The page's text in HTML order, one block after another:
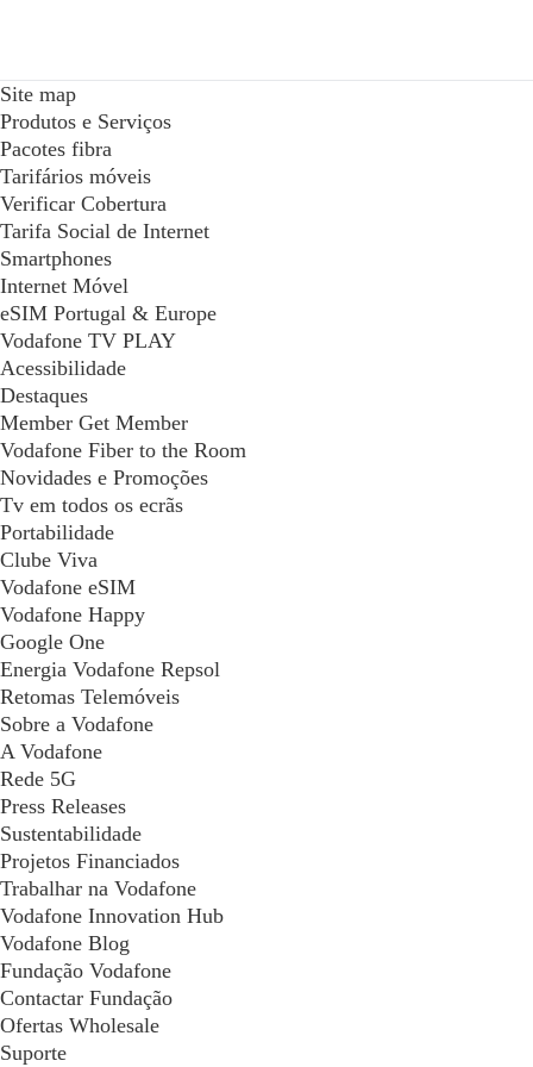
Site map
Produtos e Serviços
Pacotes fibra
Tarifários móveis
Verificar Cobertura
Tarifa Social de Internet
Smartphones
Internet Móvel
eSIM Portugal & Europe
Vodafone TV PLAY
Acessibilidade
Destaques
Member Get Member
Vodafone Fiber to the Room
Novidades e Promoções
Tv em todos os ecrãs
Portabilidade
Clube Viva
Vodafone eSIM
Vodafone Happy
Google One
Energia Vodafone Repsol
Retomas Telemóveis
Sobre a Vodafone
A Vodafone
Rede 5G
Press Releases
Sustentabilidade
Projetos Financiados
Trabalhar na Vodafone
Vodafone Innovation Hub
Vodafone Blog
Fundação Vodafone
Contactar Fundação
Ofertas Wholesale
Suporte